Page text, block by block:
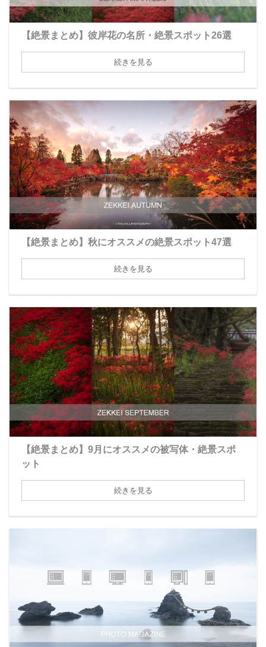
【絶景まとめ】彼岸花の名所・絶景スポット26選
続きを見る
【絶景まとめ】秋にオススメの絶景スポット47選
続きを見る
【絶景まとめ】9月にオススメの被写体・絶景スポ
ット
続きを見る